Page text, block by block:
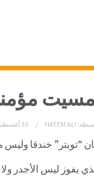
HATEM ALI 30 أغسطس، 2021
“تويتر” خندقا
يفوز ليس الأجدر